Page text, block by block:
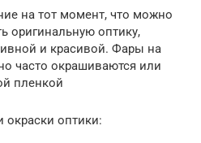
на тот момент, что можно
оригинальную оптику,
и красивой. Фары на
часто окрашиваются или
пленкой
окраски оптики: